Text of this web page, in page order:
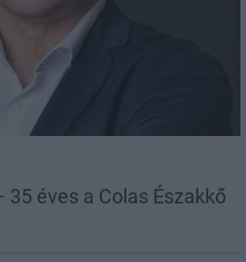
éves a Colas Északkő